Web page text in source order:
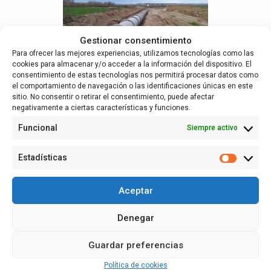
Gestionar consentimiento
Para ofrecer las mejores experiencias, utilizamos tecnologías como las
cookies para almacenar y/o acceder a la información del dispositivo. El
consentimiento de estas tecnologías nos permitirá procesar datos como
el comportamiento de navegación o las identificaciones únicas en este
sitio. No consentir o retirar el consentimiento, puede afectar
negativamente a ciertas características y funciones.
Funcional Siempre activo
Estadísticas
Aceptar
Denegar
Guardar preferencias
Política de cookies